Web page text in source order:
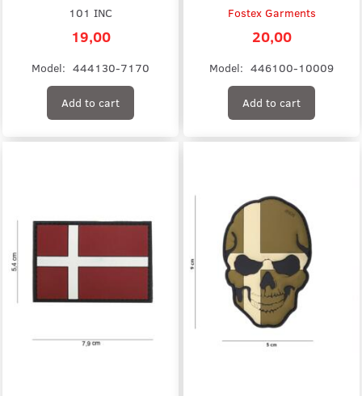
101 INC
19,00
Model: 444130-7170
Add to cart
Fostex Garments
20,00
Model: 446100-10009
Add to cart